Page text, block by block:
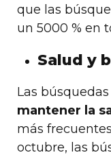
que las
un 5000 % en
Salud y
Las
mantener la
más
octubre, las